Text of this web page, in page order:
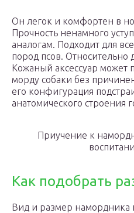
Он легок и комфортен в
Прочность ненамного
аналогам. Подходит для
пород псов. Относительно
Кожаный аксессуар может
морду собаки без
его конфигурация
анатомического строения
Приучение к
Как подобрать
Вид и размер намордника